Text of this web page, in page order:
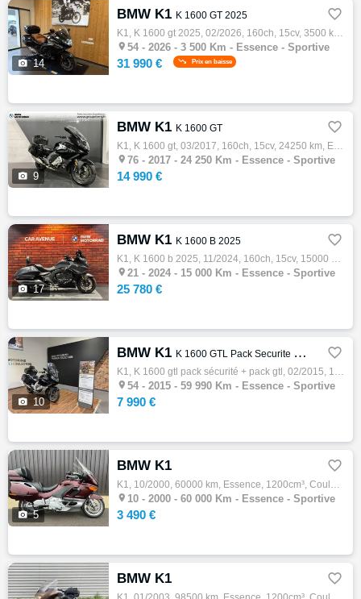
 14
BMW K1 K 1600 GT 2025 
K1, K 1600 gt 2025, 02/2026, 160ch, 15cv, 3500 km, Essence, 1649cm³, Couleur noir, Garantie 24 mois, 31990 € Equipements : Feu stop additio…
 54 - 2026 - 3 500 Km - Essence - Sportive
31 990 € Prix en baisse
 9
BMW K1 K 1600 GT 
K1, K 1600 gt, 03/2017, 160ch, 15cv, 24250 km, Essence, 1649cm³, Couleur noir, Garantie 12 mois, 14990 € Equipements : Top-case|Alarme anti…
 76 - 2017 - 24 250 Km - Essence - Sportive
14 990 €
 17
BMW K1 K 1600 B 2025 
K1, K 1600 b 2025, 11/2024, 160ch, 15cv, 15000 km, Première main, Essence, 1600cm³, Couleur noir, Garantie 24 mois, 25780 € Equipements : .…
 21 - 2024 - 15 000 Km - Essence - Sportive
25 780 €
 10
BMW K1 K 1600 GTL Pack Securite + Pack GTL 
K1, K 1600 gtl pack sécurité + pack gtl, 02/2015, 107ch, 15cv, 59990 km, Essence, 1649cm³, Couleur noir, Garantie 12 mois, 7990 € Equipemen…
 54 - 2015 - 59 990 Km - Essence - Sportive
7 990 €
 5
BMW K1 
K1, 10/2000, 60000 km, Essence, 1200cm³, Couleur bordeaux, 3490 € Equipements : Assurance sur place,Démarches administratives sur place,Ess…
 10 - 2000 - 60 000 Km - Essence - Sportive
3 490 €
BMW K1 